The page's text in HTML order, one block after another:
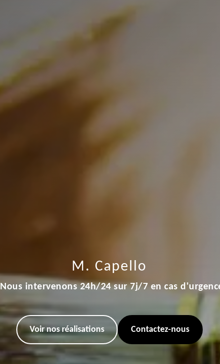
M. Capello
Nous intervenons 24h/24 sur 7j/7 en cas
Voir nos réalisations Contactez-nous